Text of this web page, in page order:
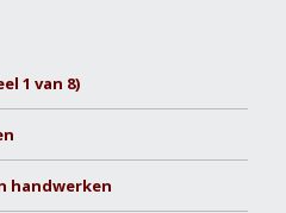
1 van 8)
handwerken